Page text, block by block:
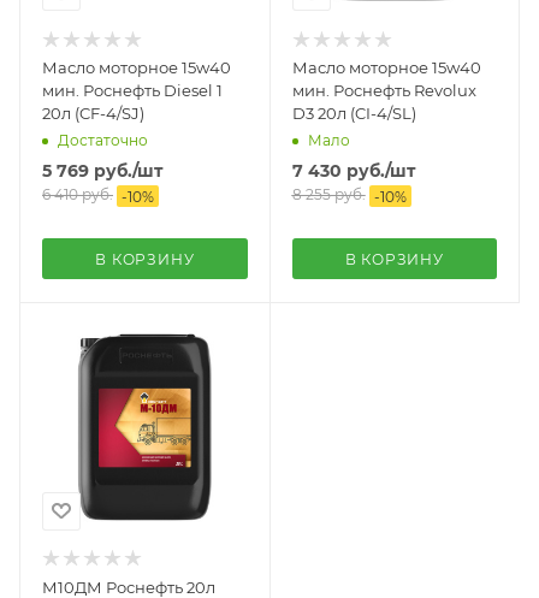
Масло моторное 15w40
мин. Роснефть Diesel 1
20л (CF-4/SJ)
Достаточно
5 769 руб./шт
6 410руб. -10%
В КОРЗИНУ
Масло моторное 15w40
мин. Роснефть Revolux
D3 20л (CI-4/SL)
Мало
7 430 руб./шт
8 255руб. -10%
В КОРЗИНУ
М10ДМ Роснефть 20л